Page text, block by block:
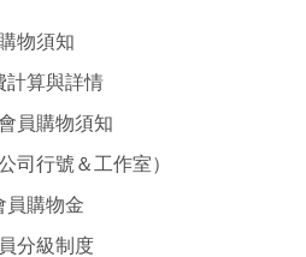
購物須知
計算與詳情
員購物須知
司行號＆工作室）
員購物金
分級制度